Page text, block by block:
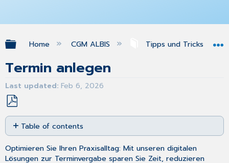
Expand/collapse global hierarchy
Home CGM ALBIS Tipps und Tricks
Termin anlegen
Last updated Feb 6, 2026
Save
as
PDF
Table of contents
Patient
Optimieren Sie Ihren Praxisalltag: Mit unseren digitalen
Lösungen zur Terminvergabe sparen Sie Zeit, reduzieren